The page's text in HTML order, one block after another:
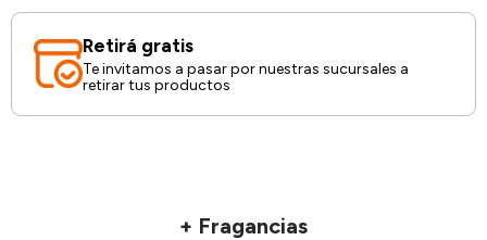
Retirá gratis
Te invitamos a pasar por nuestras sucursales a
retirar tus productos
+ Fragancias